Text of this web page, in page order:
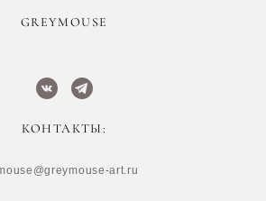
​GREYMOUSE
КОНТАКТЫ:
art.ru